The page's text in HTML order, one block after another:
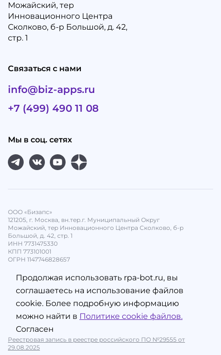
ООО «Бизапс»
121205, г. Москва, вн.тер.г. Муниципальный Округ
Можайский, тер Инновационного Центра Сколково, б-р
Большой, д. 42, стр. 1
ИНН 7731475330
КПП 773101001
ОГРН 1147746828657
Можайский, тер
Инновационного Центра
Сколково, б-р Большой, д. 42,
стр. 1
Связаться с нами
info@biz-apps.ru
+7 (499) 490 11 08
Мы в соц. сетях
Реестровая запись в реестре российского ПО №29555 от
29.08.2025
Продолжая использовать rpa-bot.ru, вы
соглашаетесь на использование файлов
cookie. Более подробную информацию
можно найти в Политике cookie файлов.
Согласен